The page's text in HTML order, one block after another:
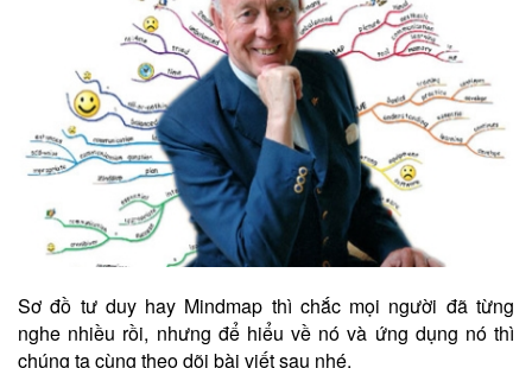
Sơ đồ tư duy hay Mindmap thì chắc mọi người đã từng
nghe nhiều rồi, nhưng để hiểu về nó và ứng dụng nó thì
chúng ta cùng theo dõi bài viết sau nhé.